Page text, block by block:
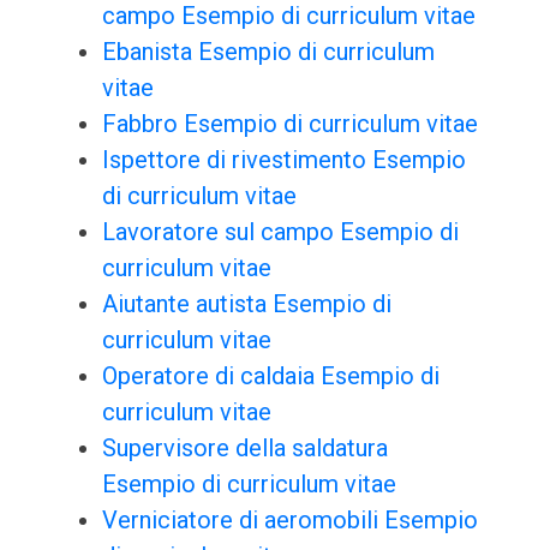
campo Esempio di curriculum vitae
Ebanista Esempio di curriculum
vitae
Fabbro Esempio di curriculum vitae
Ispettore di rivestimento Esempio
di curriculum vitae
Lavoratore sul campo Esempio di
curriculum vitae
Aiutante autista Esempio di
curriculum vitae
Operatore di caldaia Esempio di
curriculum vitae
Supervisore della saldatura
Esempio di curriculum vitae
Verniciatore di aeromobili Esempio